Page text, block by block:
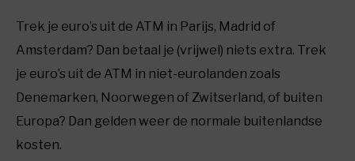
Trek je euro’s uit de ATM in Parijs, Madrid of
Amsterdam? Dan betaal je (vrijwel) niets extra. Trek
je euro’s uit de ATM in niet-eurolanden zoals
Denemarken, Noorwegen of Zwitserland, of buiten
Europa? Dan gelden weer de normale buitenlandse
kosten.